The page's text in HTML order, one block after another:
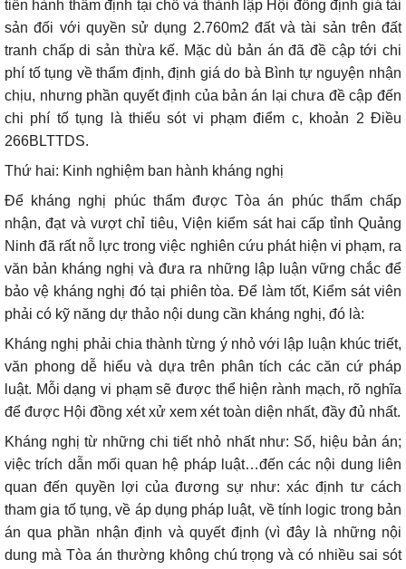
tiến hành thẩm định tại chỗ và thành lập Hội đồng định giá tài
sản đối với quyền sử dụng 2.760m2 đất và tài sản trên đất
tranh chấp di sản thừa kế. Mặc dù bản án đã đề cập tới chi
phí tố tụng về thẩm định, định giá do bà Bình tự nguyện nhận
chịu, nhưng phần quyết định của bản án lại chưa đề cập đến
chi phí tố tụng là thiếu sót vi phạm điểm c, khoản 2 Điều
266BLTTDS.
Thứ hai: Kinh nghiệm ban hành kháng nghị
Để kháng nghị phúc thẩm được Tòa án phúc thẩm chấp
nhận, đạt và vượt chỉ tiêu, Viện kiểm sát hai cấp tỉnh Quảng
Ninh đã rất nỗ lực trong việc nghiên cứu phát hiện vi phạm, ra
văn bản kháng nghị và đưa ra những lập luận vững chắc để
bảo vệ kháng nghị đó tại phiên tòa. Để làm tốt, Kiểm sát viên
phải có kỹ năng dự thảo nội dung cần kháng nghị, đó là:
Kháng nghị phải chia thành từng ý nhỏ với lập luận khúc triết,
văn phong dễ hiểu và dựa trên phân tích các căn cứ pháp
luật. Mỗi dạng vi phạm sẽ được thể hiện rành mạch, rõ nghĩa
để được Hội đồng xét xử xem xét toàn diện nhất, đầy đủ nhất.
Kháng nghị từ những chi tiết nhỏ nhất như: Số, hiệu bản án;
việc trích dẫn mối quan hệ pháp luật…đến các nội dung liên
quan đến quyền lợi của đương sự như: xác định tư cách
tham gia tố tụng, về áp dụng pháp luật, về tính logic trong bản
án qua phần nhận định và quyết định (vì đây là những nội
dung mà Tòa án thường không chú trọng và có nhiều sai sót